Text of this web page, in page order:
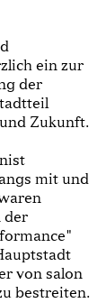
ein zur
der
Zukunft.
mit und
der
von salon
bestreiten.